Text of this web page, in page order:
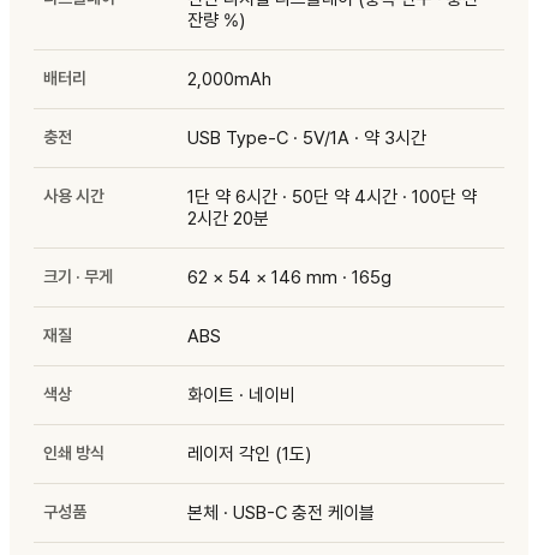
잔량 %)
배터리 2,000mAh
충전 USB Type-C · 5V/1A · 약 3시간
사용 시간
1단 약 6시간 · 50단 약 4시간 · 100단 약
2시간 20분
크기 · 무게 62 × 54 × 146 mm · 165g
재질 ABS
색상 화이트 · 네이비
인쇄 방식 레이저 각인 (1도)
구성품 본체 · USB-C 충전 케이블